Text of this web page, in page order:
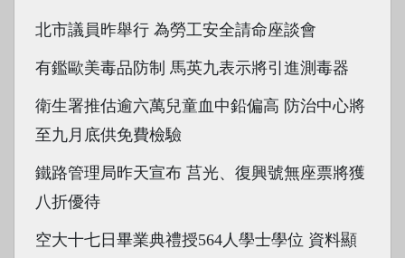
北市議員昨舉行 為勞工安全請命座談會
有鑑歐美毒品防制 馬英九表示將引進測毒器
衛生署推估逾六萬兒童血中鉛偏高 防治中心將
至九月底供免費檢驗
鐵路管理局昨天宣布 莒光、復興號無座票將獲
八折優待
空大十七日畢業典禮授564人學士學位 資料顯